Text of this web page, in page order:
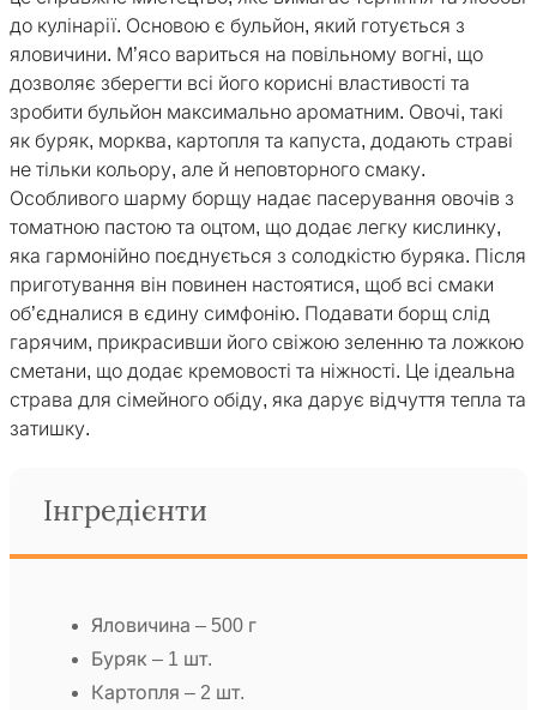
до кулінарії. Основою є бульйон, який готується з
яловичини. М’ясо вариться на повільному вогні, що
дозволяє зберегти всі його корисні властивості та
зробити бульйон максимально ароматним. Овочі, такі
як буряк, морква, картопля та капуста, додають страві
не тільки кольору, але й неповторного смаку.
Особливого шарму борщу надає пасерування овочів з
томатною пастою та оцтом, що додає легку кислинку,
яка гармонійно поєднується з солодкістю буряка. Після
приготування він повинен настоятися, щоб всі смаки
об’єдналися в єдину симфонію. Подавати борщ слід
гарячим, прикрасивши його свіжою зеленню та ложкою
сметани, що додає кремовості та ніжності. Це ідеальна
страва для сімейного обіду, яка дарує відчуття тепла та
затишку.
Інгредієнти
Яловичина – 500 г
Буряк – 1 шт.
Картопля – 2 шт.